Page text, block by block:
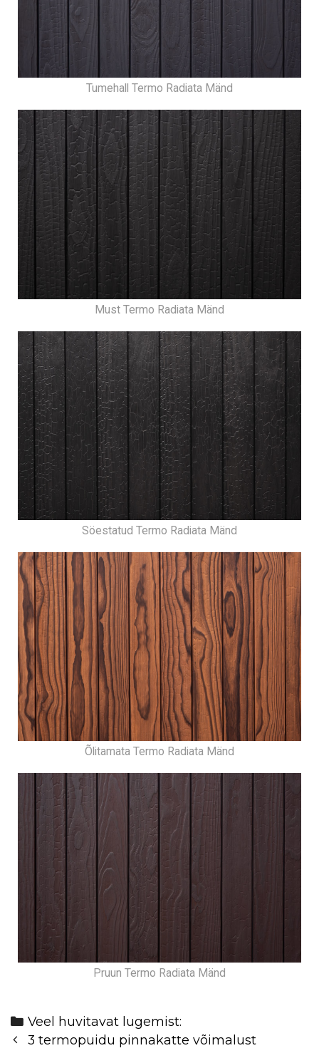
Tumehall Termo Radiata Mänd
Must Termo Radiata Mänd
Söestatud Termo Radiata Mänd
Õlitamata Termo Radiata Mänd
Pruun Termo Radiata Mänd
Veel huvitavat lugemist:
3 termopuidu pinnakatte võimalust